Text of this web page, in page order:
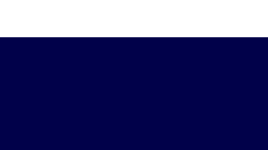
van toezicht seizoen 4